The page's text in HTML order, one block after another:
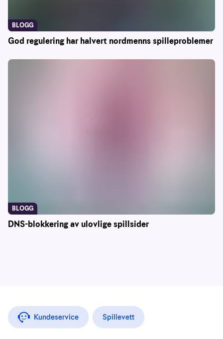
God regulering har halvert nordmenns spilleproblemer
BLOGG
DNS-blokkering av ulovlige spillsider
BLOGG
Kundeservice Spillevett